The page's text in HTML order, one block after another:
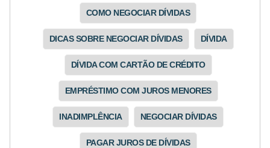
COMO NEGOCIAR DÍVIDAS
DICAS SOBRE NEGOCIAR DÍVIDAS DÍVIDA
DÍVIDA COM CARTÃO DE CRÉDITO
EMPRÉSTIMO COM JUROS MENORES
INADIMPLÊNCIA NEGOCIAR DÍVIDAS
PAGAR JUROS DE DÍVIDAS